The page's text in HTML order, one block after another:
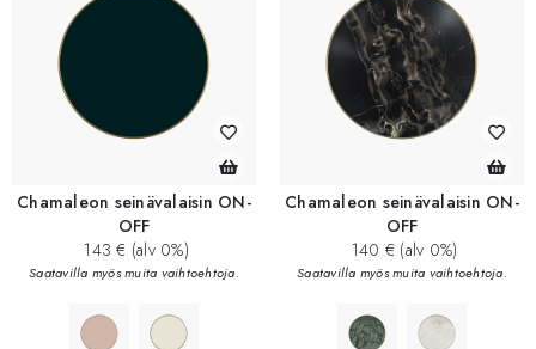
Chamaleon seinävalaisin ON-
OFF
143 € (alv 0%)
Saatavilla myös muita vaihtoehtoja.
Chamaleon seinävalaisin ON-
OFF
140 € (alv 0%)
Saatavilla myös muita vaihtoehtoja.